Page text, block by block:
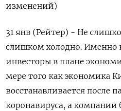
изменений)
31 янв (Рейтер) - Не
слишком холодно. Именно
инвесторы в плане
мере того как экономика
восстанавливается после
коронавируса, а компании